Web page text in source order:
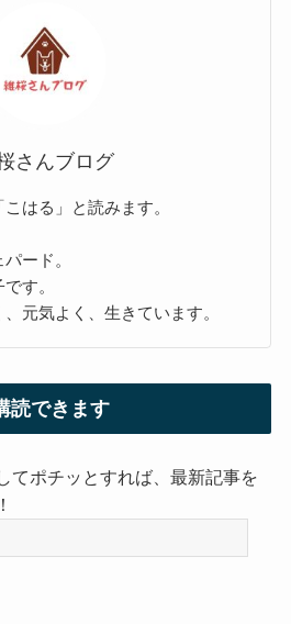
さんブログ
はる」と読みます。
ード。
す。
元気よく、生きています。
読できます
てポチッとすれば、最新記事を